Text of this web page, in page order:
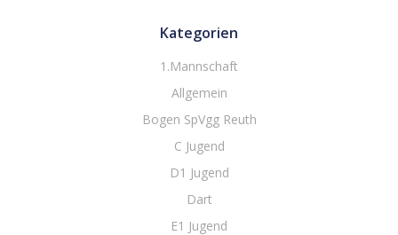
Kategorien
1.Mannschaft
Allgemein
Bogen SpVgg Reuth
C Jugend
D1 Jugend
Dart
E1 Jugend